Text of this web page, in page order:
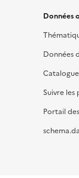
Données
Données
Suivre
Portail